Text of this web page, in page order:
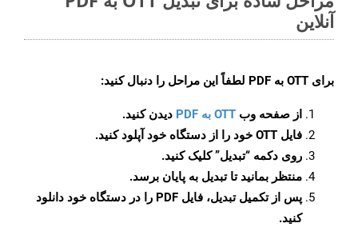
آنلاین
برای OTT به PDF لطفاً این مراحل را دنبال کنید:
از صفحه وب OTT به PDF
دیدن کنید.
فایل OTT خود را از دستگاه خود آپلود کنید.
روی دکمه “تبدیل”کلیک کنید.
منتظر بمانید تا تبدیل به پایان برسد.
پس از تکمیل تبدیل، فایل PDF را در دستگاه خود دانلود
کنید.